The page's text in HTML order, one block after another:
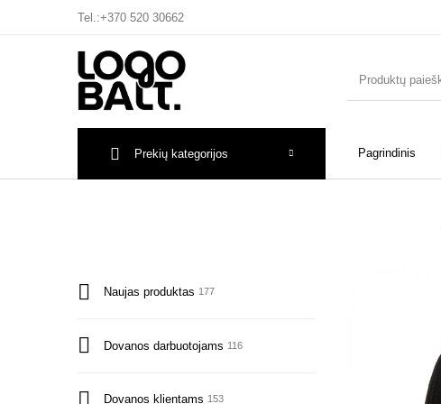
Tel.:+370 520 30662
Pagrindinis
Prekių kategorijos
Naujas produktas 177
Dovanos darbuotojams 116
Dovanos klientams 153